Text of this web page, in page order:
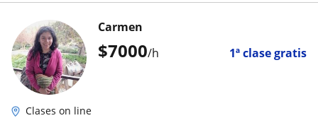
$7000/h 1ª clase gratis
Carmen
Clases on line